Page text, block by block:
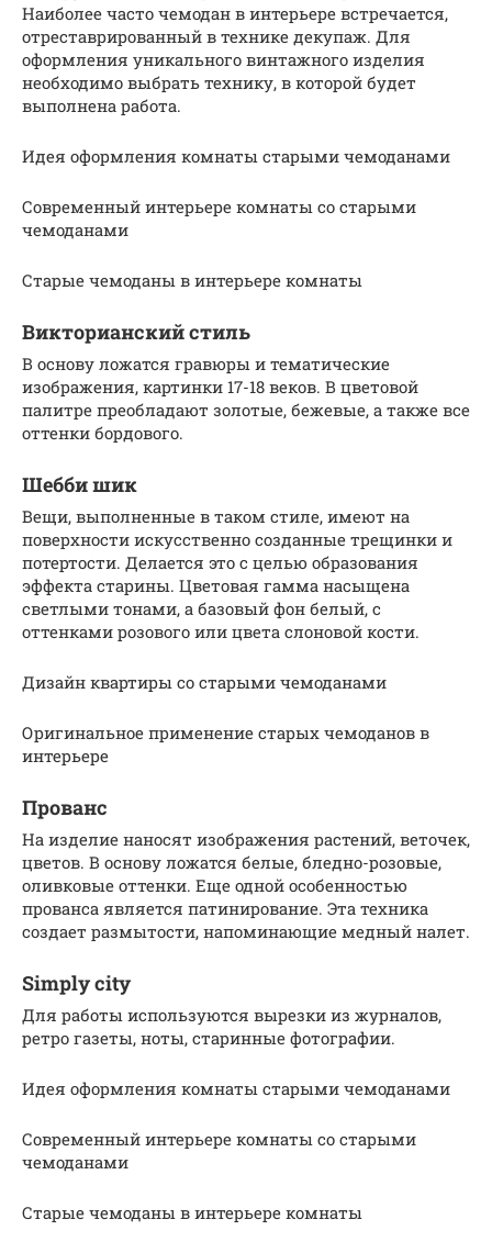
Наиболее часто чемодан в интерьере встречается,
отреставрированный в технике декупаж. Для
оформления уникального винтажного изделия
необходимо выбрать технику, в которой будет
выполнена работа.
Идея оформления комнаты старыми чемоданами
Современный интерьере комнаты со старыми
чемоданами
Старые чемоданы в интерьере комнаты
Викторианский стиль
В основу ложатся гравюры и тематические
изображения, картинки 17-18 веков. В цветовой
палитре преобладают золотые, бежевые, а также все
оттенки бордового.
Шебби шик
Вещи, выполненные в таком стиле, имеют на
поверхности искусственно созданные трещинки и
потертости. Делается это с целью образования
эффекта старины. Цветовая гамма насыщена
светлыми тонами, а базовый фон белый, с
оттенками розового или цвета слоновой кости.
Дизайн квартиры со старыми чемоданами
Оригинальное применение старых чемоданов в
интерьере
Прованс
На изделие наносят изображения растений, веточек,
цветов. В основу ложатся белые, бледно-розовые,
оливковые оттенки. Еще одной особенностью
прованса является патинирование. Эта техника
создает размытости, напоминающие медный налет.
Simply city
Для работы используются вырезки из журналов,
ретро газеты, ноты, старинные фотографии.
Идея оформления комнаты старыми чемоданами
Современный интерьере комнаты со старыми
чемоданами
Старые чемоданы в интерьере комнаты